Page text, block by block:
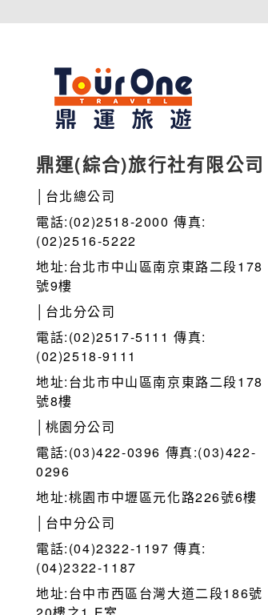
鼎運(綜合)旅行社有限公司
│台北總公司
電話:(02)2518-2000 傳真:
(02)2516-5222
地址:台北市中山區南京東路二段178
號9樓
│台北分公司
電話:(02)2517-5111 傳真:
(02)2518-9111
地址:台北市中山區南京東路二段178
號8樓
│桃園分公司
電話:(03)422-0396 傳真:(03)422-
0296
地址:桃園市中壢區元化路226號6樓
│台中分公司
電話:(04)2322-1197 傳真:
(04)2322-1187
地址:台中市西區台灣大道二段186號